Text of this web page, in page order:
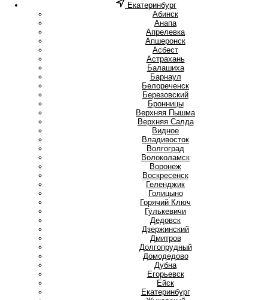
Екатеринбург
Абинск
Анапа
Апрелевка
Апшеронск
Асбест
Астрахань
Балашиха
Барнаул
Белореченск
Березовский
Бронницы
Верхняя Пышма
Верхняя Салда
Видное
Владивосток
Волгоград
Волоколамск
Воронеж
Воскресенск
Геленджик
Голицыно
Горячий Ключ
Гулькевичи
Дедовск
Дзержинский
Дмитров
Долгопрудный
Домодедово
Дубна
Егорьевск
Ейск
Екатеринбург